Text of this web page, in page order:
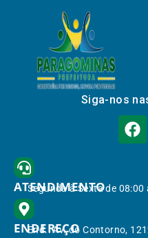
Siga-nos
ATENDIMENTO
Segunda à Sexta de
ENDEREÇO
End.: Av. do Contorno,